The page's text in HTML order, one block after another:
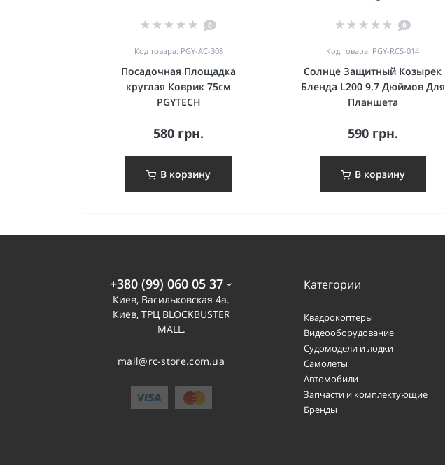
0
Код товара: PGY-AC-308
Посадочная Площадка
круглая Коврик 75см
PGYTECH
580 грн.
В корзину
0
Код товара: PGY-RCS-014
Солнце Защитный Козырек
Бленда L200 9.7 Дюймов Для
Планшета
590 грн.
В корзину
+380 (99) 060 05 37
Киев, Васильковская 4а.
Киев, ТРЦ BLOCKBUSTER
MALL.
mail@rc-store.com.ua
Категории
Квадрокоптеры
Видеооборудование
Судомодели и лодки
Самолеты
Автомобили
Запчасти и комплектующие
Бренды